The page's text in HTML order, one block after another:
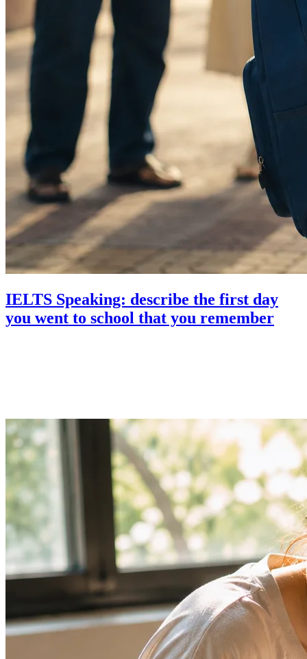
IELTS Speaking: describe the first day
you went to school that you remember